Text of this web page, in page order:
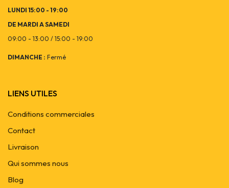
LUNDI 15:00 - 19:00
DE MARDI A SAMEDI
09:00 - 13:00 / 15:00 - 19:00
DIMANCHE : Fermé
LIENS UTILES
Conditions commerciales
Contact
Livraison
Qui sommes nous
Blog